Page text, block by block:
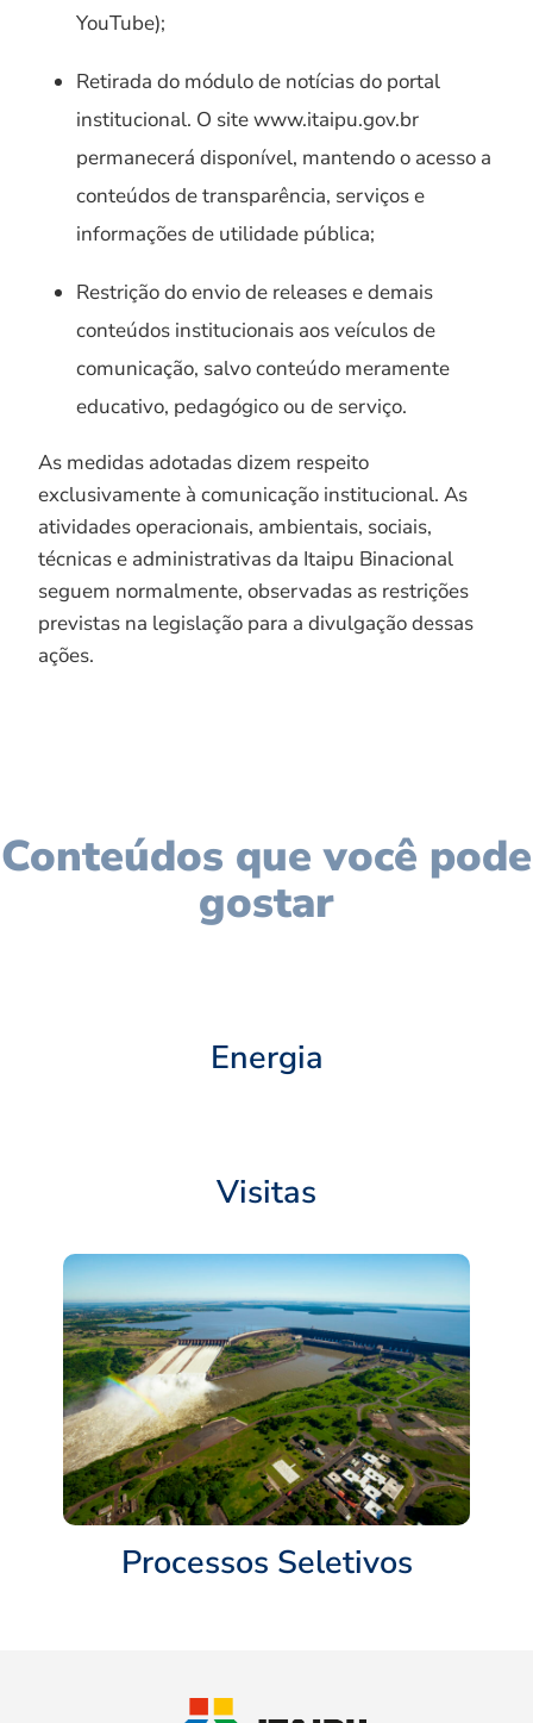
YouTube);
Retirada do módulo de notícias do portal
institucional. O site www.itaipu.gov.br
permanecerá disponível, mantendo o acesso a
conteúdos de transparência, serviços e
informações de utilidade pública;
Restrição do envio de releases e demais
conteúdos institucionais aos veículos de
comunicação, salvo conteúdo meramente
educativo, pedagógico ou de serviço.
As medidas adotadas dizem respeito
exclusivamente à comunicação institucional. As
atividades operacionais, ambientais, sociais,
técnicas e administrativas da Itaipu Binacional
seguem normalmente, observadas as restrições
previstas na legislação para a divulgação dessas
ações.
Conteúdos que você pode
gostar
Energia
Visitas
Processos Seletivos